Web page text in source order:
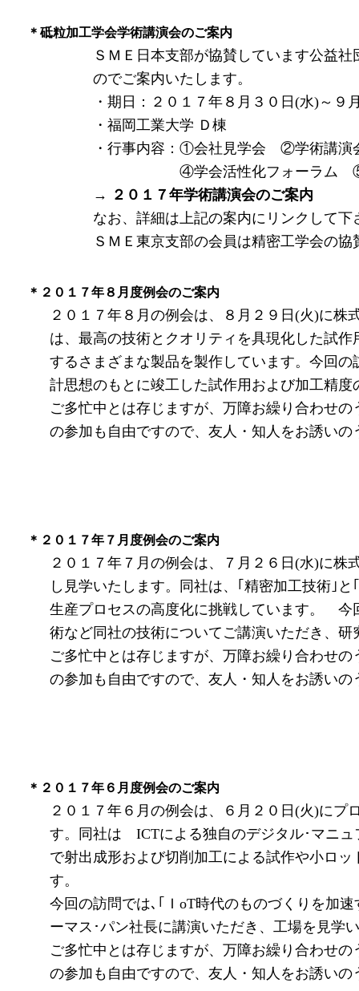
＊砥粒加工学会学術講演会のご案内
ＳＭＥ日本支部が協賛しています公益社団
のでご案内いたします。
・期日：２０１７年８月３０日(水)～９
・福岡工業大学 Ｄ棟
・行事内容：①会社見学会 ②学術講演
④学会活性化フォーラム ⑤招
→ ２０１７年学術講演会のご案内
なお、詳細は上記の案内にリンクして下
ＳＭＥ東京支部の会員は精密工学会の協賛
＊２０１７年８月度例会のご案内
２０１７年８月の例会は、８月２９日(火)に
は、最高の技術とクオリティを具現化した試
するさまざまな製品を製作しています。今回
計思想のもとに竣工した試作用および加工精
ご多忙中とは存じますが、万障お繰り合わせ
の参加も自由ですので、友人・知人をお誘い
＊２０１７年７月度例会のご案内
２０１７年７月の例会は、７月２６日(水)に
し見学いたします。同社は、｢精密加工技術｣
生産プロセスの高度化に挑戦しています。 今
術など同社の技術についてご講演いただき、
ご多忙中とは存じますが、万障お繰り合わせ
の参加も自由ですので、友人・知人をお誘い
＊２０１７年６月度例会のご案内
２０１７年６月の例会は、６月２０日(火)に
す。同社は ICTによる独自のデジタル･マニュ
で射出成形および切削加工による試作や小ロ
す。
今回の訪問では､｢ＩoT時代のものづくりを加
ーマス･パン社長に講演いただき、工場を見学
ご多忙中とは存じますが、万障お繰り合わせ
の参加も自由ですので、友人・知人をお誘い